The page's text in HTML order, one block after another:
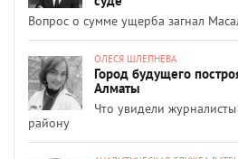
Вопрос о сумме ущерба загнал
ОЛЕСЯ ШЛЕПНЕВА
Город будущего
Алматы
Что увидели
району